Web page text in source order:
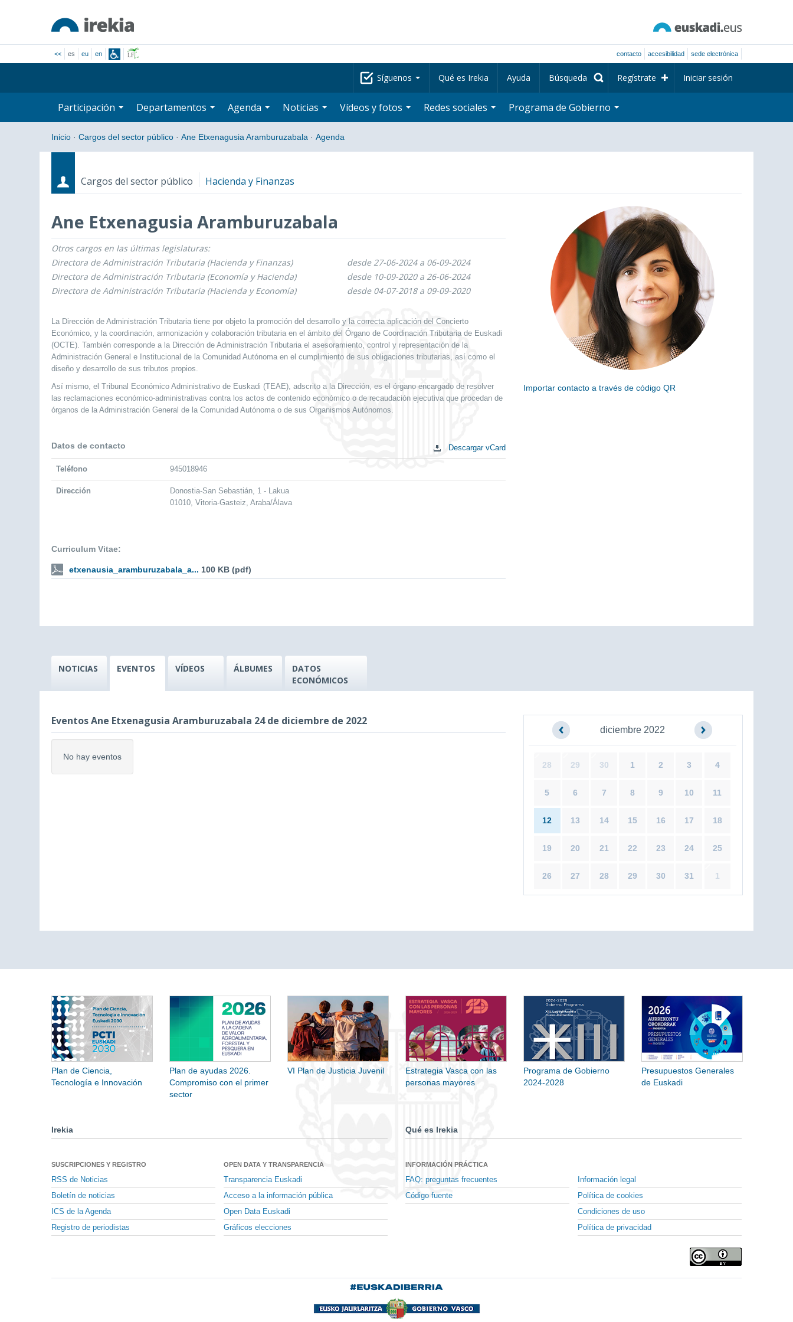
<< es eu en contacto accesibilidad sede electrónica
Síguenos Qué es Irekia Ayuda Búsqueda Regístrate Iniciar sesión
Participación Departamentos Agenda Noticias Vídeos y fotos Redes sociales Programa de Gobierno
Inicio · Cargos del sector público · Ane Etxenagusia Aramburuzabala · Agenda
Cargos del sector público Hacienda y Finanzas
Ane Etxenagusia Aramburuzabala
CargosFecha de inicio - Fecha fin
Otros cargos en las últimas legislaturas:
Directora de Administración Tributaria (Hacienda y Finanzas)
desde 27-06-2024 a 06-09-2024
Directora de Administración Tributaria (Economía y Hacienda)
desde 10-09-2020 a 26-06-2024
Directora de Administración Tributaria (Hacienda y Economía)
desde 04-07-2018 a 09-09-2020
La Dirección de Administración Tributaria tiene por objeto la promoción del desarrollo y la correcta aplicación del Concierto
Económico, y la coordinación, armonización y colaboración tributaria en el ámbito del Órgano de Coordinación Tributaria de Euskadi
(OCTE). También corresponde a la Dirección de Administración Tributaria el asesoramiento, control y representación de la
Administración General e Institucional de la Comunidad Autónoma en el cumplimiento de sus obligaciones tributarias, así como el
diseño y desarrollo de sus tributos propios.
Así mismo, el Tribunal Económico Administrativo de Euskadi (TEAE), adscrito a la Dirección, es el órgano encargado de resolver
las reclamaciones económico-administrativas contra los actos de contenido económico o de recaudación ejecutiva que procedan de
órganos de la Administración General de la Comunidad Autónoma o de sus Organismos Autónomos.
Datos de contacto Descargar vCard
Teléfono 945018946
Dirección
Donostia-San Sebastián, 1 - Lakua
01010, Vitoria-Gasteiz, Araba/Álava
Curriculum Vitae:
etxenausia_aramburuzabala_a... 100 KB (pdf)
Importar contacto a través de código QR
NOTICIAS EVENTOS VÍDEOS ÁLBUMES
DATOS
ECONÓMICOS
Eventos Ane Etxenagusia Aramburuzabala 24 de diciembre de 2022
No hay eventos
diciembre 2022
28 29 30 1 2 3 4
5 6 7 8 9 10 11
12 13 14 15 16 17 18
19 20 21 22 23 24 25
26 27 28 29 30 31 1
Plan de Ciencia,
Tecnología e Innovación
Plan de ayudas 2026.
Compromiso con el primer
sector
VI Plan de Justicia Juvenil
Estrategia Vasca con las
personas mayores
Programa de Gobierno
2024-2028
Presupuestos Generales
de Euskadi
Irekia
SUSCRIPCIONES Y REGISTRO
RSS de Noticias
Boletín de noticias
ICS de la Agenda
Registro de periodistas
OPEN DATA Y TRANSPARENCIA
Transparencia Euskadi
Acceso a la información pública
Open Data Euskadi
Gráficos elecciones
Qué es Irekia
INFORMACIÓN PRÁCTICA
FAQ: preguntas frecuentes
Código fuente
Información legal
Política de cookies
Condiciones de uso
Política de privacidad